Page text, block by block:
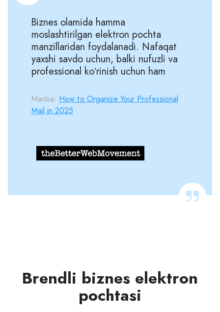
Biznes olamida hamma
moslashtirilgan elektron pochta
manzillaridan foydalanadi. Nafaqat
yaxshi savdo uchun, balki nufuzli va
professional koʻrinish uchun ham
Manba: How to Organize Your Professional
Mail in 2025
Brendli biznes elektron
pochtasi